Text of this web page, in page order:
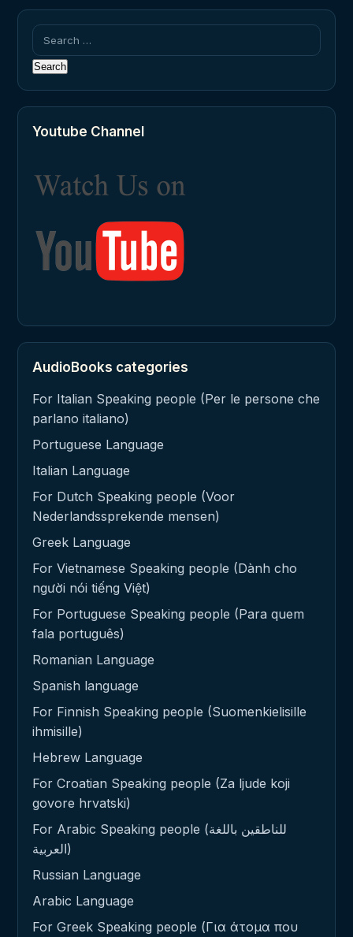
Search
for:
Youtube Channel
AudioBooks categories
For Italian Speaking people (Per le persone che
parlano italiano)
Portuguese Language
Italian Language
For Dutch Speaking people (Voor
Nederlandssprekende mensen)
Greek Language
For Vietnamese Speaking people (Dành cho
người nói tiếng Việt)
For Portuguese Speaking people (Para quem
fala português)
Romanian Language
Spanish language
For Finnish Speaking people (Suomenkielisille
ihmisille)
Hebrew Language
For Croatian Speaking people (Za ljude koji
govore hrvatski)
For Arabic Speaking people (للناطقين باللغة
العربية)
Russian Language
Arabic Language
For Greek Speaking people (Για άτομα που